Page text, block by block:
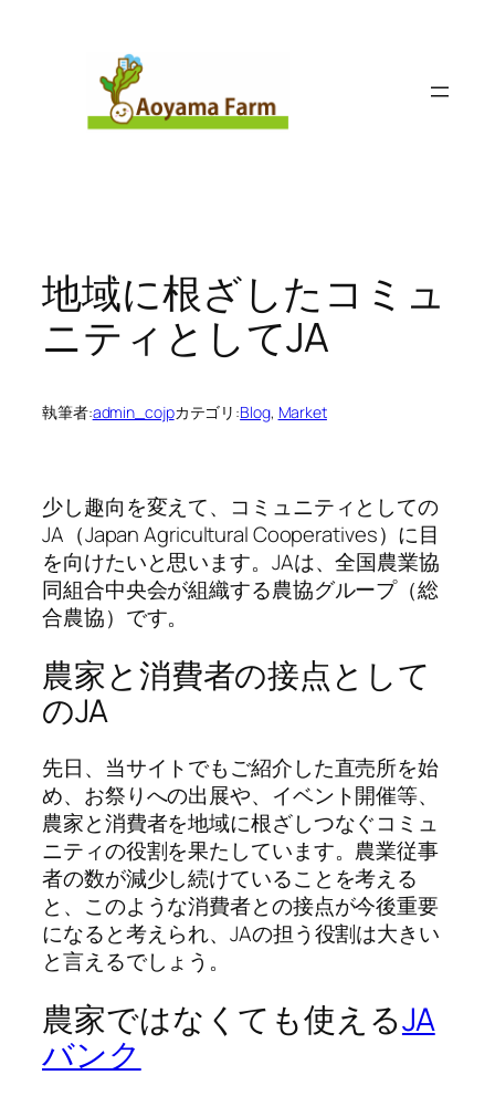
地域に根ざしたコミュ
ニティとしてJA
執筆者:admin_cojpカテゴリ:Blog, Market
少し趣向を変えて、コミュニティとしての
JA（Japan Agricultural Cooperatives）に目
を向けたいと思います。JAは、全国農業協
同組合中央会が組織する農協グループ（総
合農協）です。
農家と消費者の接点として
のJA
先日、当サイトでもご紹介した直売所を始
め、お祭りへの出展や、イベント開催等、
農家と消費者を地域に根ざしつなぐコミュ
ニティの役割を果たしています。農業従事
者の数が減少し続けていることを考える
と、このような消費者との接点が今後重要
になると考えられ、JAの担う役割は大きい
と言えるでしょう。
農家ではなくても使えるJA
バンク